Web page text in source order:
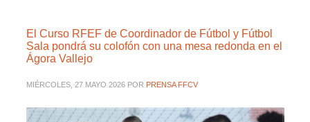
El Curso RFEF de Coordinador de Fútbol y Fútbol
Sala pondrá su colofón con una mesa redonda en el
Ágora Vallejo
MIÉRCOLES, 27 MAYO 2026 POR PRENSA FFCV